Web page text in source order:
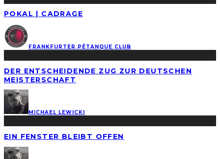
POKAL | CADRAGE
FRANKFURTER PÉTANQUE CLUB
DER ENTSCHEIDENDE ZUG ZUR DEUTSCHEN
MEISTERSCHAFT
MICHAEL LEWICKI
EIN FENSTER BLEIBT OFFEN